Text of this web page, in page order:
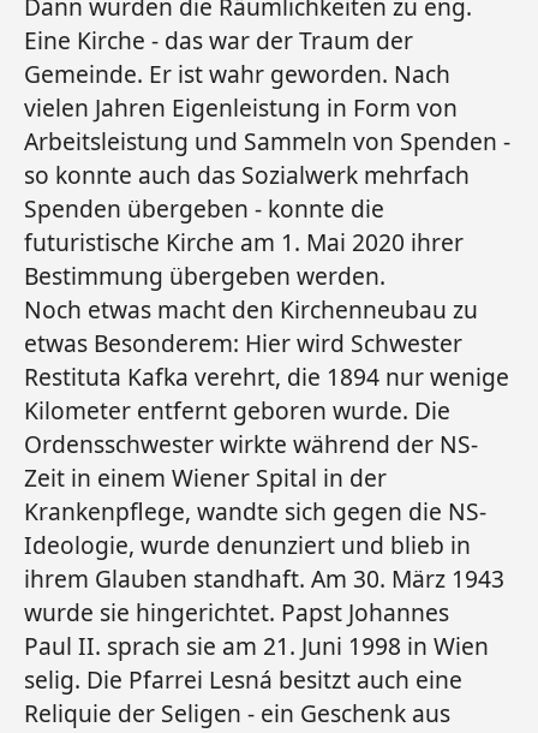
Dann wurden die Räumlichkeiten zu eng.
Eine Kirche - das war der Traum der
Gemeinde. Er ist wahr geworden. Nach
vielen Jahren Eigenleistung in Form von
Arbeitsleistung und Sammeln von Spenden -
so konnte auch das Sozialwerk mehrfach
Spenden übergeben - konnte die
futuristische Kirche am 1. Mai 2020 ihrer
Bestimmung übergeben werden.
Noch etwas macht den Kirchenneubau zu
etwas Besonderem: Hier wird Schwester
Restituta Kafka verehrt, die 1894 nur wenige
Kilometer entfernt geboren wurde. Die
Ordensschwester wirkte während der NS-
Zeit in einem Wiener Spital in der
Krankenpflege, wandte sich gegen die NS-
Ideologie, wurde denunziert und blieb in
ihrem Glauben standhaft. Am 30. März 1943
wurde sie hingerichtet. Papst Johannes
Paul II. sprach sie am 21. Juni 1998 in Wien
selig. Die Pfarrei Lesná besitzt auch eine
Reliquie der Seligen - ein Geschenk aus